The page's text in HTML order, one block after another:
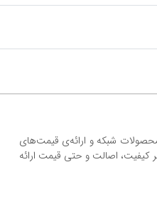
محصولات شبکه و ارائه‌ی قیمت‌های
کیفیت، اصالت و حتی قیمت ارائه